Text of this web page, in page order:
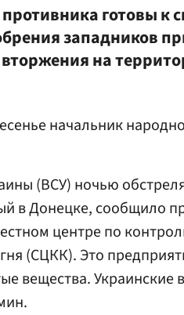
готовы к
западников
на
начальник
(ВСУ) ночью
в Донецке, сообщило
центре по
(СЦКК). Это
вещества. Украинские